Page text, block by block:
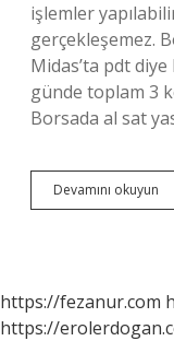
işlemler
gerçekleşemez.
Midas’ta pdt
günde toplam 3
Borsada al sat
Devamını okuyun
Al
https://fezanur.com
https://